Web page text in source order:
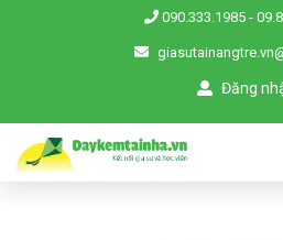
090.333.1985 -
Đăng